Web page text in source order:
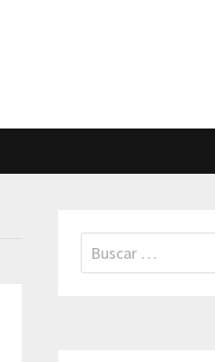
Buscar: